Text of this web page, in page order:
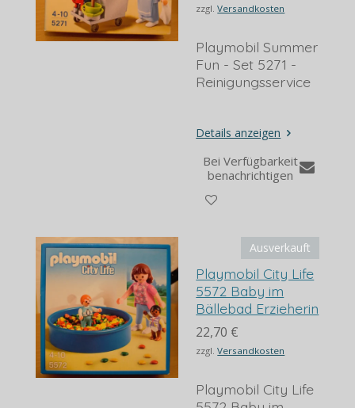
zzgl.Versandkosten
Playmobil Summer
Fun - Set 5271 -
Reinigungsservice
Details anzeigen
Bei Verfügbarkeit
benachrichtigen
Ausverkauft
Playmobil City Life
5572 Baby im
Bällebad Erzieherin
22,70 €
zzgl.Versandkosten
Playmobil City Life